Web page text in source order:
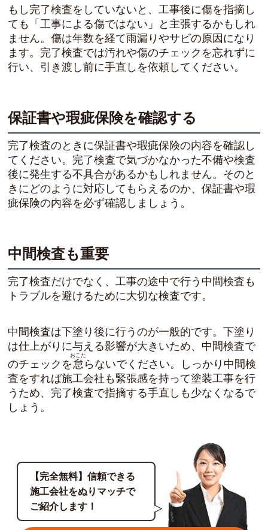
もし完了検査をしていないと、工事後に傷を指摘し
ても「工事による傷ではない」と主張するかもしれ
ません。傷は年数を経て雨漏りやサビの原因になり
ます。完了検査では汚れや傷のチェックを忘れずに
行い、引き渡し前に手直しを依頼してください。
保証書や瑕疵保険を確認する
完了検査のときに保証書や瑕疵保険の内容を確認し
てください。完了検査で気づかなかった不備や検査
後に発生する不具合があるかもしれません。そのと
きにどのように対応してもらえるのか、保証書や瑕
疵保険の内容を必ず確認しましょう。
中間検査も重要
完了検査だけでなく、工事の途中で行う中間検査も
トラブルを避けるために大切な検査です。
中間検査は下塗り後に行うのが一般的です。下塗り
は仕上がりに与える影響が大きいため、中間検査で
のチェックを 怠
おこた
らないでください。しっかり中間検
査をすれば施工会社も緊張感を持って塗装工事を行
うため、完了検査で指摘する手直しも少なくなるで
しょう。
【完全無料】信頼できる
施工会社をぬりマッチで
ご紹介します！